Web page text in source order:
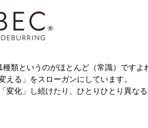
類というのがほとんど（常識）ですよ
える」をスローガンにしています。
変化」し続けたり、ひとりひとり異な